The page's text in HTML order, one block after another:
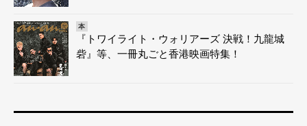
本
『トワイライト・ウォリアーズ 決戦！九龍城
砦』等、一冊丸ごと香港映画特集！